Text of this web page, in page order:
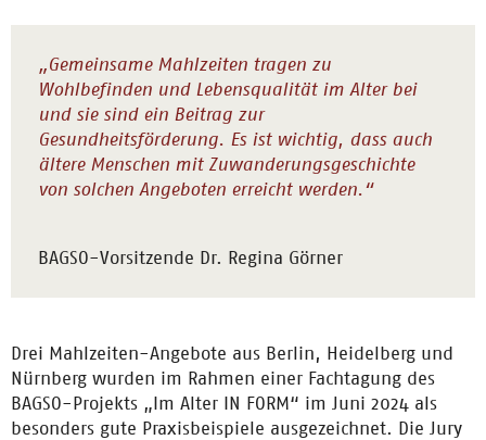
„Gemeinsame Mahlzeiten tragen zu
Wohlbefinden und Lebensqualität im Alter bei
und sie sind ein Beitrag zur
Gesundheitsförderung. Es ist wichtig, dass auch
ältere Menschen mit Zuwanderungsgeschichte
von solchen Angeboten erreicht werden.“
BAGSO-Vorsitzende Dr. Regina Görner
Drei Mahlzeiten-Angebote aus Berlin, Heidelberg und
Nürnberg wurden im Rahmen einer Fachtagung des
BAGSO-Projekts „Im Alter IN FORM“ im Juni 2024 als
besonders gute Praxisbeispiele ausgezeichnet. Die Jury